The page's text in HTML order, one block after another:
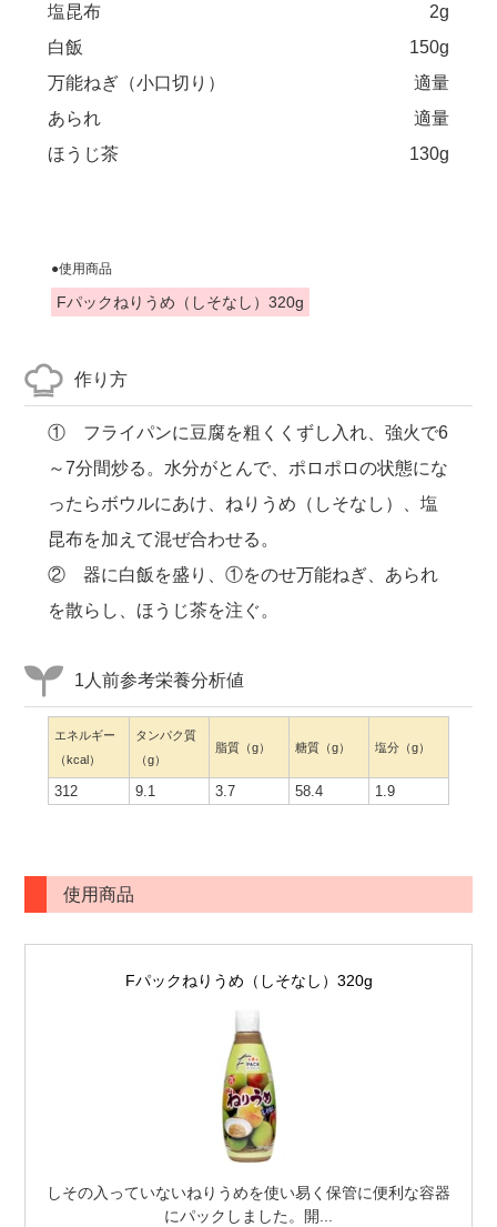
塩昆布
2g
白飯
150g
万能ねぎ（小口切り）
適量
あられ
適量
ほうじ茶
130g
●使用商品
Fパックねりうめ（しそなし）320g
作り方
① フライパンに豆腐を粗くくずし入れ、強火で6
～7分間炒る。水分がとんで、ポロポロの状態にな
ったらボウルにあけ、ねりうめ（しそなし）、塩
昆布を加えて混ぜ合わせる。
② 器に白飯を盛り、①をのせ万能ねぎ、あられ
を散らし、ほうじ茶を注ぐ。
1人前参考栄養分析値
エネルギー
（kcal）
タンパク質
（g）
脂質（g） 糖質（g） 塩分（g）
312 9.1 3.7 58.4 1.9
使用商品
Fパックねりうめ（しそなし）320g
しその入っていないねりうめを使い易く保管に便利な容器
にパックしました。開...